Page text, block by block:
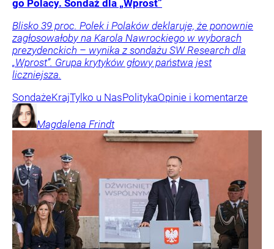
go Polacy. Sondaż dla „Wprost”
Blisko 39 proc. Polek i Polaków deklaruje, że ponownie
zagłosowałoby na Karola Nawrockiego w wyborach
prezydenckich – wynika z sondażu SW Research dla
„Wprost”. Grupa krytyków głowy państwa jest
liczniejsza.
SondażeKrajTylko u NasPolitykaOpinie i komentarze
Magdalena Frindt